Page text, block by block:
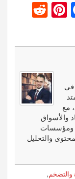
F
ce
o
k
Pi
er
t
d
t
في
مع
والأسواق
ومؤسسات
والتحليل
والتضخم,